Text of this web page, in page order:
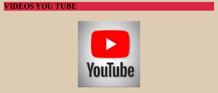
VIDEOS YOU TUBE